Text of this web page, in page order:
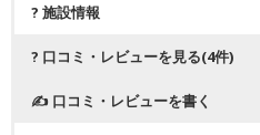
? 施設情報
? 口コミ・レビューを見る(4件)
✍ 口コミ・レビューを書く